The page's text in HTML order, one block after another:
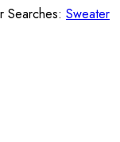
Searches: Sweater